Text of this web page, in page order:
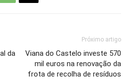
da
Próximo artigo
Viana do Castelo investe 570
mil euros na renovação da
frota de recolha de resíduos